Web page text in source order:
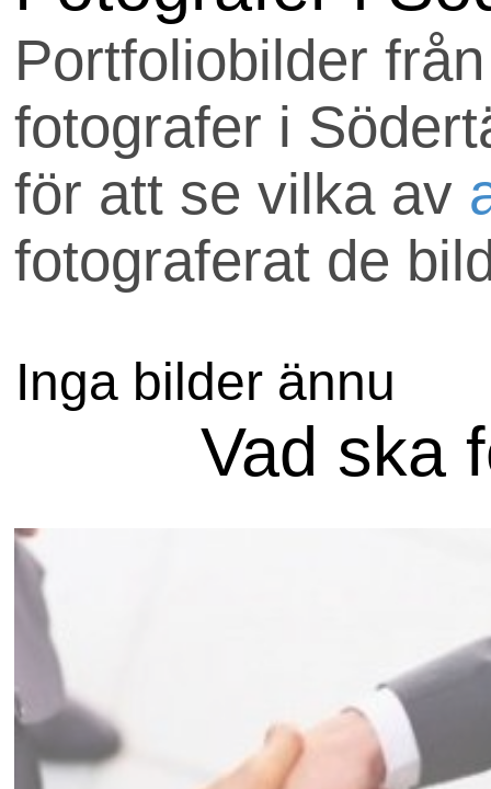
Uppdraget skickas
som är med hos
anlitafotograf.se.
Om ni har några
välkomna att maila
Portfoliobilder
fotografer i
för att se vilka av
fotograferat de
Inga bilder ännu
Vad ska
Personal
Produkt